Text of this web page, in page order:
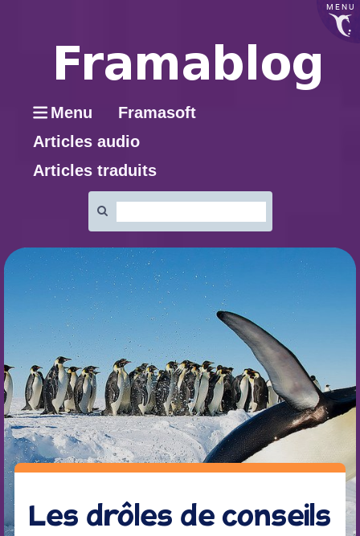
MENU
Menu
Framasoft
Articles audio
Articles traduits
:
Les drôles de conseils